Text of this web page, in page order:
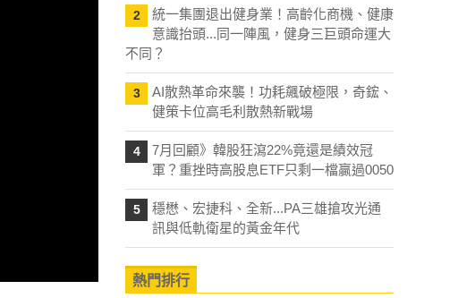
2
統一集團退出健身業！高齡化商機、健康
意識抬頭...同一陣風，健身三巨頭命運大
不同？
3
AI散熱革命來襲！功耗飆破極限，奇鋐、
健策卡位高毛利散熱新戰場
4
7月回顧》韓股狂瀉22%竟還是績效冠
軍？重挫時高股息ETF只剩一檔贏過0050
5
穩懋、宏捷科、全新...PA三雄搶攻光通
訊與低軌衛星的黃金年代
熱門排行